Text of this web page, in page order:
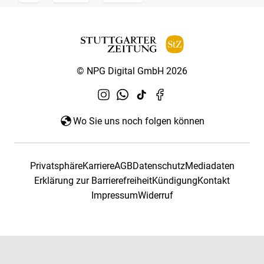
© NPG Digital GmbH 2026
Wo Sie uns noch folgen können
PrivatsphäreKarriereAGBDatenschutzMediadaten
Erklärung zur BarrierefreiheitKündigungKontakt
ImpressumWiderruf